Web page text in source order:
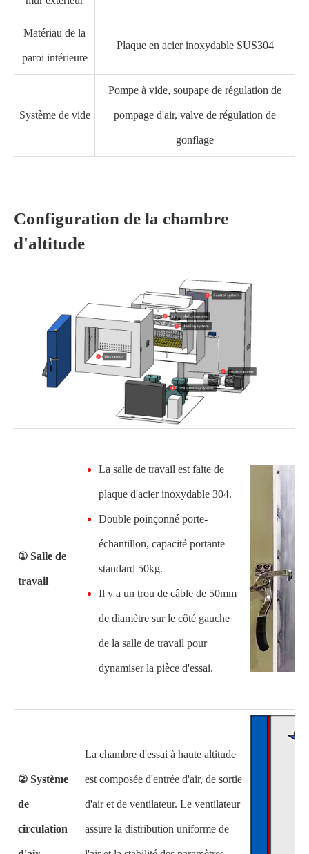
Matériau de la
paroi intérieure
Plaque en acier inoxydable SUS304
Système de vide
Pompe à vide, soupape de régulation de
pompage d'air, valve de régulation de
gonflage
Configuration de la chambre
d'altitude
① Salle de
travail
La salle de travail est faite de
plaque d'acier inoxydable 304.
Double poinçonné porte-
échantillon, capacité portante
standard 50kg.
Il y a un trou de câble de 50mm
de diamètre sur le côté gauche
de la salle de travail pour
dynamiser la pièce d'essai.
② Système
de
circulation
La chambre d'essai à haute altitude
est composée d'entrée d'air, de sortie
d'air et de ventilateur. Le ventilateur
assure la distribution uniforme de